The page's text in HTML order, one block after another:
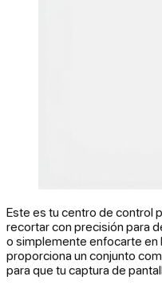
Este es tu centro de control
recortar con precisión para
o simplemente enfocarte en
proporciona un conjunto
para que tu captura de